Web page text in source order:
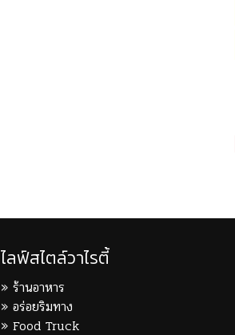
ไลฟ์สไตล์วาไรตี้
ร้านอาหาร
อร่อยริมทาง
Food Truck